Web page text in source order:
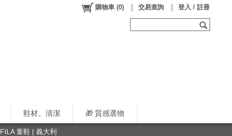
鞋材。清潔 🎁 質感選物
購物車 (0) 交易查詢 登入 / 註冊
FILA 童鞋 | 義大利